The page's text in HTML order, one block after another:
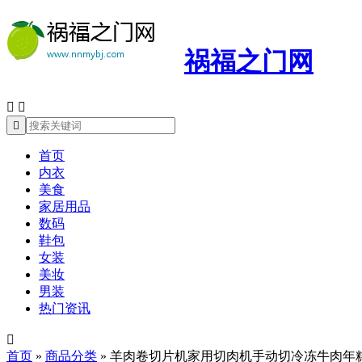
祸福之门网
 

首页
内衣
美食
家居用品
数码
鞋包
女装
美妆
男装
热门资讯

首页 » 商品分类 » 羊肉卷切片机家用切肉机手动切冷冻牛肉年